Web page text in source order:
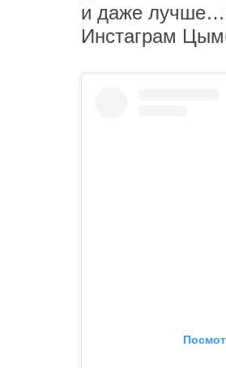
и даже
Инстаграм